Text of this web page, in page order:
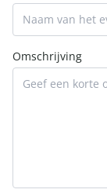
Omschrijving